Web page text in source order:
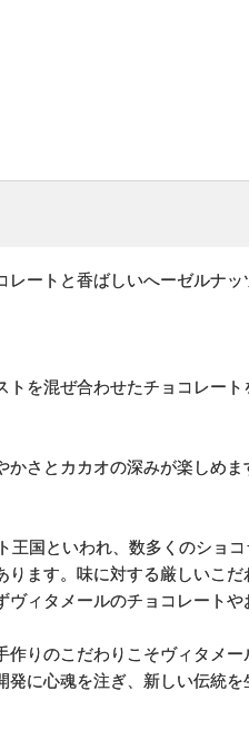
ートと香ばしいへーゼルナッ
を混ぜ合わせたチョコレー
さとカカオの深みが楽しめま
王国といわれ、数多くのショ
ます。味に対する厳しいこ
ィタメールのチョコレート
りのこだわりこそヴィタメー
に心魂を注ぎ、新しい伝統を